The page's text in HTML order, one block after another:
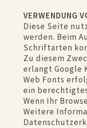
VERWENDUNG
Diese Seite
werden. Beim
Schriftarten
Zu diesem
erlangt Google
Web Fonts
ein
Wenn Ihr
Weitere